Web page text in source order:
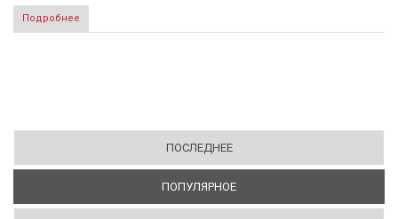
Подробнее
ПОСЛЕДНЕЕ
ПОПУЛЯРНОЕ